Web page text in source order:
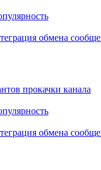
обмена
прокачки канала
обмена